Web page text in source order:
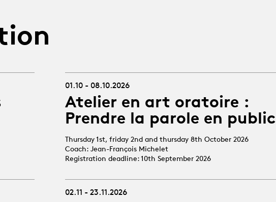
01.10 - 08.10.2026
Atelier en art oratoire :
Prendre la parole en public
Thursday 1st, friday 2nd and thursday 8th October 2026
Coach: Jean-François Michelet
Registration deadline: 10th September 2026
02.11 - 23.11.2026